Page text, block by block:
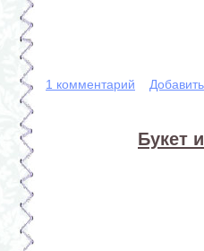
1 комментарий
Букет